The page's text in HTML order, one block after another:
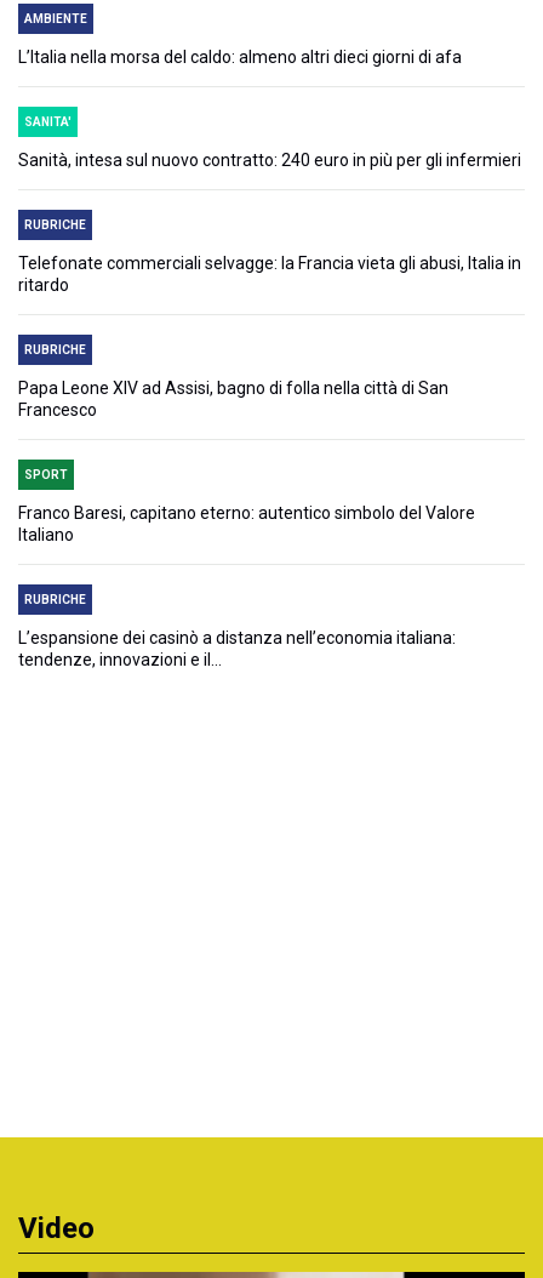
AMBIENTE
L’Italia nella morsa del caldo: almeno altri dieci giorni di afa
SANITA'
Sanità, intesa sul nuovo contratto: 240 euro in più per gli infermieri
RUBRICHE
Telefonate commerciali selvagge: la Francia vieta gli abusi, Italia in
ritardo
RUBRICHE
Papa Leone XIV ad Assisi, bagno di folla nella città di San
Francesco
SPORT
Franco Baresi, capitano eterno: autentico simbolo del Valore
Italiano
RUBRICHE
L’espansione dei casinò a distanza nell’economia italiana:
tendenze, innovazioni e il...
Video